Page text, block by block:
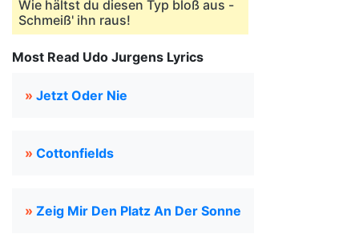
Wie hältst du diesen Typ bloß aus -
Schmeiß' ihn raus!
Most Read Udo Jurgens Lyrics
» Jetzt Oder Nie
» Cottonfields
» Zeig Mir Den Platz An Der Sonne